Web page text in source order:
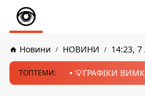
Новини НОВИНИ 14:23,
ТОПТЕМИ: 💡ГРАФІКИ